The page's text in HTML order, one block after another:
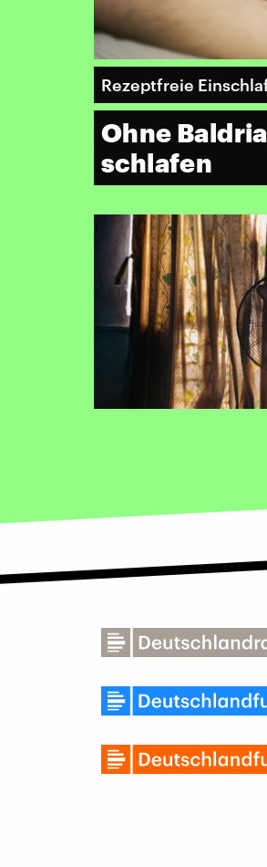
Rezeptfreie
Ohne
schlafen